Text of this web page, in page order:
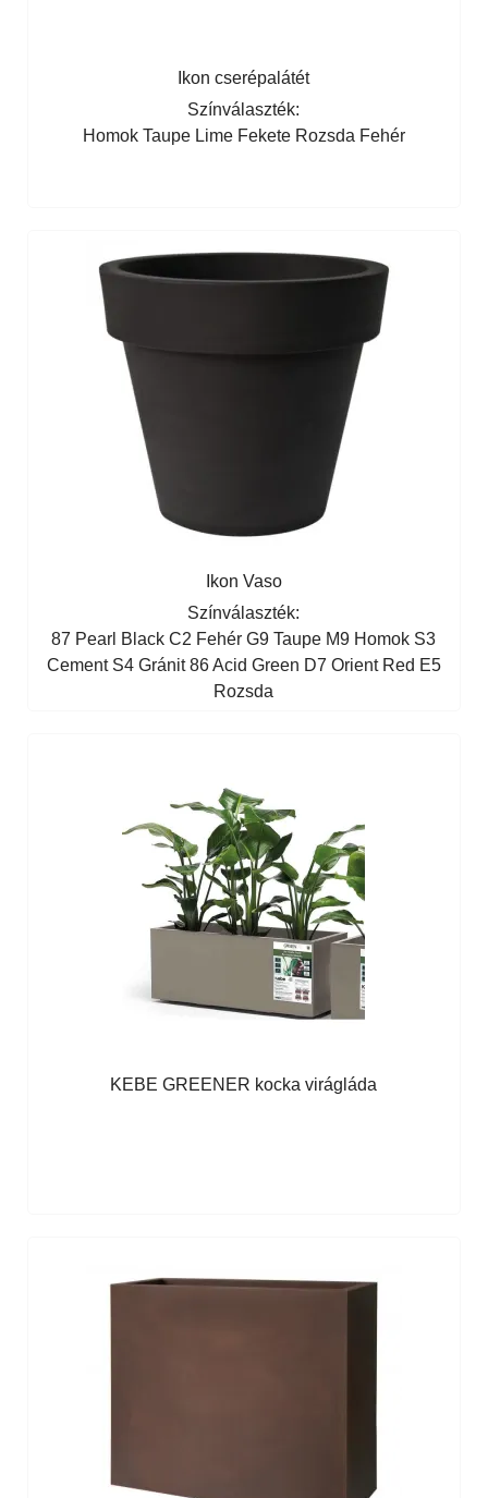
Ikon cserépalátét
Színválaszték:
Homok Taupe Lime Fekete Rozsda Fehér
Ikon Vaso
Színválaszték:
87 Pearl BlackC2 FehérG9 Taupe M9 Homok S3
Cement S4 Gránit86 Acid Green D7 Orient Red E5
Rozsda
KEBE GREENER kocka virágláda